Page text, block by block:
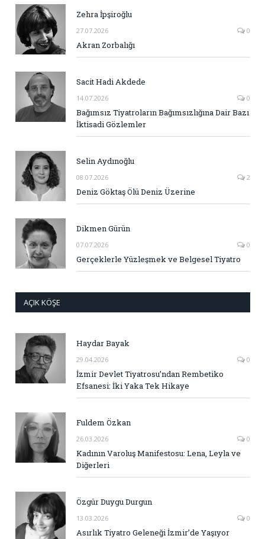
Zehra İpşiroğlu
27.07.2026 0
Akran Zorbalığı
Sacit Hadi Akdede
14.07.2026 0
Bağımsız Tiyatroların Bağımsızlığına Dair Bazı
İktisadi Gözlemler
Selin Aydınoğlu
08.07.2026 2
Deniz Göktaş Ölü Deniz Üzerine
Dikmen Gürün
07.07.2026 0
Gerçeklerle Yüzleşmek ve Belgesel Tiyatro
AÇIK KÖŞE
Haydar Bayak
29.04.2026 0
İzmir Devlet Tiyatrosu’ndan Rembetiko
Efsanesi: İki Yaka Tek Hikaye
Fuldem Özkan
26.03.2026 0
Kadının Varoluş Manifestosu: Lena, Leyla ve
Diğerleri
Özgür Duygu Durgun
13.03.2026 0
Asırlık Tiyatro Geleneği İzmir’de Yaşıyor